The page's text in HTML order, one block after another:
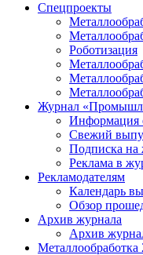
Спецпроекты
Роботизация
Журнал
Информация
Свежий
Подписка на
Реклама в
Рекламодателям
Календарь
Обзор
Архив журнала
Архив
Металлообработка